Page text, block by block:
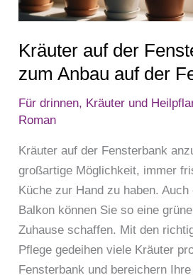
Kräuter auf der
zum Anbau auf der
Für drinnen, Kräuter und
Roman
Kräuter auf der Fensterbank
großartige Möglichkeit, immer
Küche zur Hand zu haben.
Balkon können Sie so eine
Zuhause schaffen. Mit den
Pflege gedeihen viele Kräuter
Fensterbank und bereichern
Anbau
der
Fensterbank